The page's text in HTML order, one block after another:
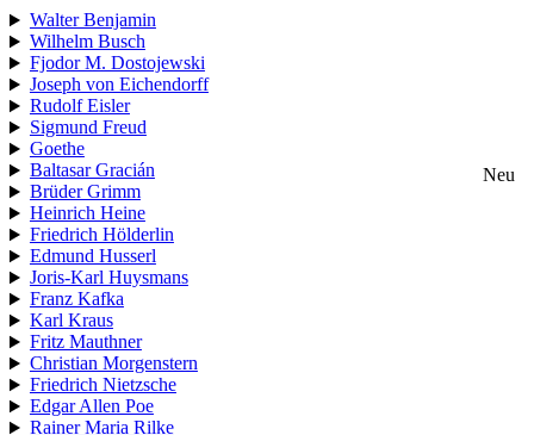
Walter Benjamin
Wilhelm Busch
Fjodor M. Dostojewski
Joseph von Eichendorff
Rudolf Eisler
Sigmund Freud
Goethe
Baltasar Gracián
Neu
Brüder Grimm
Heinrich Heine
Friedrich Hölderlin
Edmund Husserl
Joris-Karl Huysmans
Franz Kafka
Karl Kraus
Fritz Mauthner
Christian Morgenstern
Friedrich Nietzsche
Edgar Allen Poe
Rainer Maria Rilke